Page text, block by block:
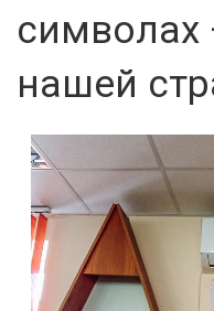
символах
нашей